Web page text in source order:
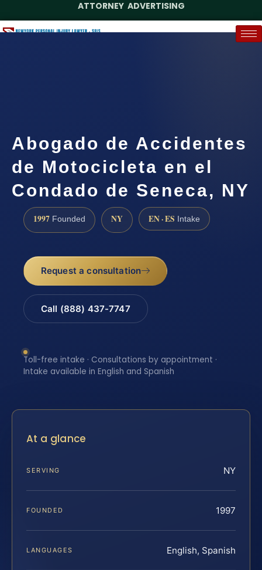
ATTORNEY ADVERTISING
Abogado de Accidentes
de Motocicleta en el
Condado de Seneca, NY
1997 Founded NY EN · ES Intake
Request a consultation
Call (888) 437-7747
Toll-free intake · Consultations by appointment ·
Intake available in English and Spanish
At a glance
SERVING NY
FOUNDED 1997
LANGUAGES English, Spanish